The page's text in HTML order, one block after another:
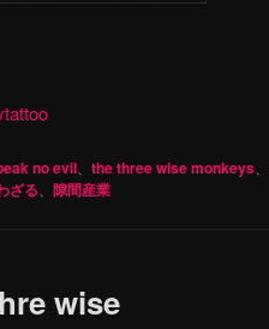
no evil the three wise monkeys
ざる 隙間産業
wise